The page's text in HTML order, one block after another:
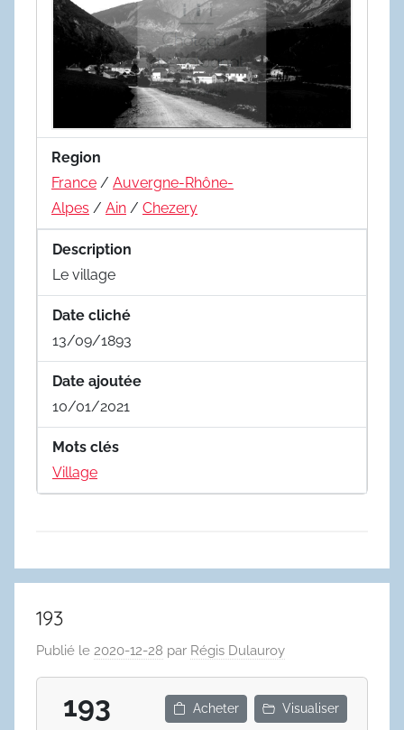
Region
France / Auvergne-Rhône-
Alpes / Ain / Chezery
Description
Le village
Date cliché
13/09/1893
Date ajoutée
10/01/2021
Mots clés
Village
193
Publié le 2020-12-28 par Régis Dulauroy
193 Acheter Visualiser